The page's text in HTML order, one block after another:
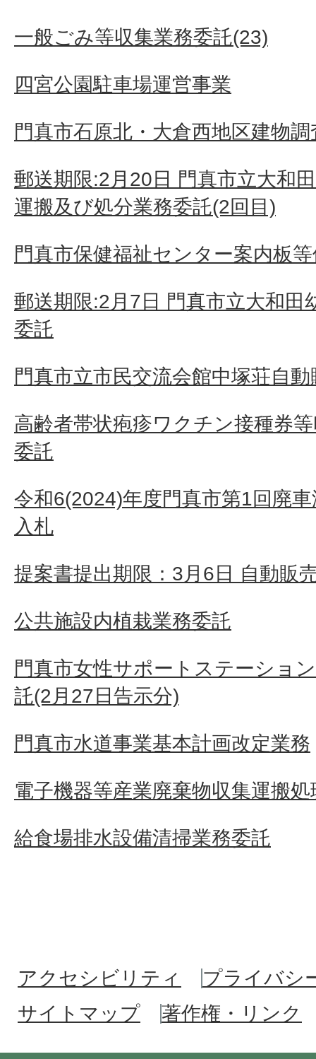
一般ごみ等収集業務委託(23)
四宮公園駐車場運営事業
門真市石原北・大倉西地区建物
郵送期限:2月20日 門真市立大和
運搬及び処分業務委託(2回目)
門真市保健福祉センター案内板
郵送期限:2月7日 門真市立大和田
委託
門真市立市民交流会館中塚荘自
高齢者帯状疱疹ワクチン接種券
委託
令和6(2024)年度門真市第1回廃
入札
提案書提出期限：3月6日 自動販
公共施設内植栽業務委託
門真市女性サポートステーショ
託(2月27日告示分)
門真市水道事業基本計画改定業務
電子機器等産業廃棄物収集運搬
給食場排水設備清掃業務委託
アクセシビリティ
プライバシ
サイトマップ
著作権・リンク